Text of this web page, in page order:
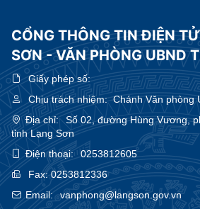
CỔNG THÔNG TIN ĐIỆN
SƠN - VĂN PHÒNG UBND
Giấy phép số:
Chịu trách nhiệm:Chánh Văn phòng
Địa chỉ:
Số 02, đường Hùng Vương,
tỉnh Lạng Sơn
Điện thoại:
0253812605
Fax:0253812336
Email:
vanphong@langson.gov.vn